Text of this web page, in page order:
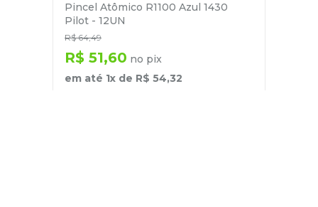
Pincel Atômico R1100 Azul 1430
Pilot - 12UN
R$ 64,49
R$ 51,60 no pix
em até 1x de R$ 54,32